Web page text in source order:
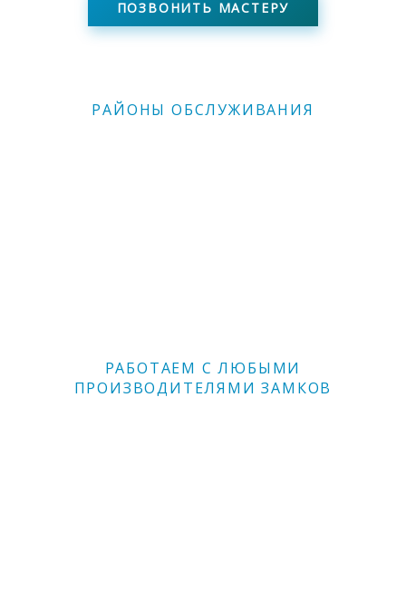
ПОЗВОНИТЬ МАСТЕРУ
РАЙОНЫ ОБСЛУЖИВАНИЯ
РАБОТАЕМ С ЛЮБЫМИ
ПРОИЗВОДИТЕЛЯМИ ЗАМКОВ